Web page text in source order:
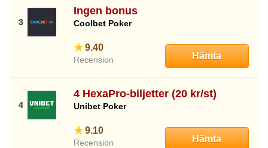
Ingen bonus
Coolbet Poker
9.40
Recension Hämta
4 HexaPro-biljetter (20 kr/st)
Unibet Poker
9.10
Recension Hämta